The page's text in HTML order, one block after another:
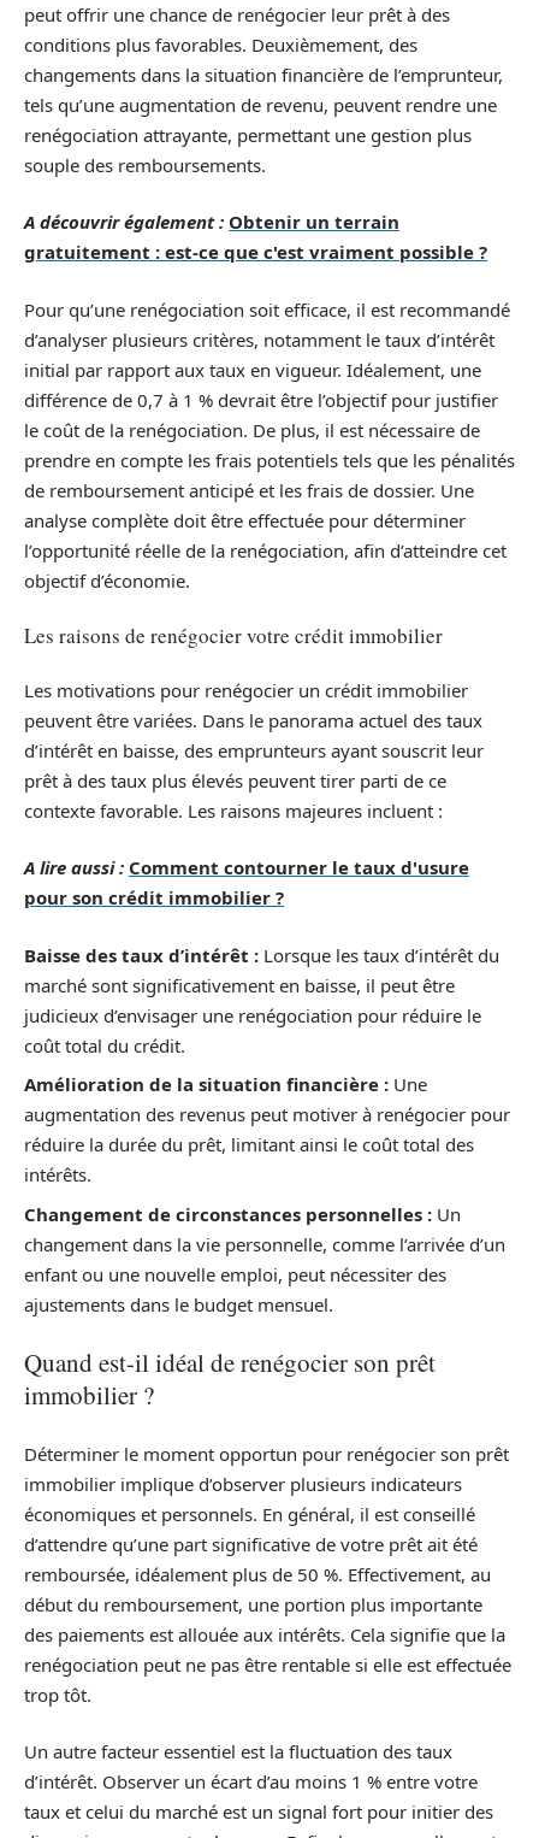
peut offrir une chance de renégocier leur prêt à des
conditions plus favorables. Deuxièmement, des
changements dans la situation financière de l’emprunteur,
tels qu’une augmentation de revenu, peuvent rendre une
renégociation attrayante, permettant une gestion plus
souple des remboursements.
A découvrir également : Obtenir un terrain
gratuitement : est-ce que c'est vraiment possible ?
Pour qu’une renégociation soit efficace, il est recommandé
d’analyser plusieurs critères, notamment le taux d’intérêt
initial par rapport aux taux en vigueur. Idéalement, une
différence de 0,7 à 1 % devrait être l’objectif pour justifier
le coût de la renégociation. De plus, il est nécessaire de
prendre en compte les frais potentiels tels que les pénalités
de remboursement anticipé et les frais de dossier. Une
analyse complète doit être effectuée pour déterminer
l’opportunité réelle de la renégociation, afin d’atteindre cet
objectif d’économie.
Les raisons de renégocier votre crédit immobilier
Les motivations pour renégocier un crédit immobilier
peuvent être variées. Dans le panorama actuel des taux
d’intérêt en baisse, des emprunteurs ayant souscrit leur
prêt à des taux plus élevés peuvent tirer parti de ce
contexte favorable. Les raisons majeures incluent :
A lire aussi : Comment contourner le taux d'usure
pour son crédit immobilier ?
Baisse des taux d’intérêt : Lorsque les taux d’intérêt du
marché sont significativement en baisse, il peut être
judicieux d’envisager une renégociation pour réduire le
coût total du crédit.
Amélioration de la situation financière : Une
augmentation des revenus peut motiver à renégocier pour
réduire la durée du prêt, limitant ainsi le coût total des
intérêts.
Changement de circonstances personnelles : Un
changement dans la vie personnelle, comme l’arrivée d’un
enfant ou une nouvelle emploi, peut nécessiter des
ajustements dans le budget mensuel.
Quand est-il idéal de renégocier son prêt
immobilier ?
Déterminer le moment opportun pour renégocier son prêt
immobilier implique d’observer plusieurs indicateurs
économiques et personnels. En général, il est conseillé
d’attendre qu’une part significative de votre prêt ait été
remboursée, idéalement plus de 50 %. Effectivement, au
début du remboursement, une portion plus importante
des paiements est allouée aux intérêts. Cela signifie que la
renégociation peut ne pas être rentable si elle est effectuée
trop tôt.
Un autre facteur essentiel est la fluctuation des taux
d’intérêt. Observer un écart d’au moins 1 % entre votre
taux et celui du marché est un signal fort pour initier des